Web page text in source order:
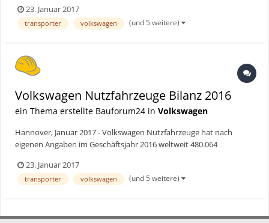
von 11,4 Prozent im Vergleich zum Vorjahr (430.900 Fahrzeuge).
Vor allem in Westeuropa konnte Volkswagen Nutzfahrzeuge mit
23. Januar 2017
transporter volkswagen (und 5 weitere)
Volkswagen Nutzfahrzeuge Bilanz 2016
ein Thema erstellte Bauforum24 in Volkswagen
Hannover, Januar 2017 - Volkswagen Nutzfahrzeuge hat nach
eigenen Angaben im Geschäftsjahr 2016 weltweit 480.064
von 11,4 Prozent im Vergleich zum Vorjahr (430.900 Fahrzeuge).
Vor allem in Westeuropa konnte Volkswagen Nutzfahrzeuge mit
23. Januar 2017
transporter volkswagen (und 5 weitere)